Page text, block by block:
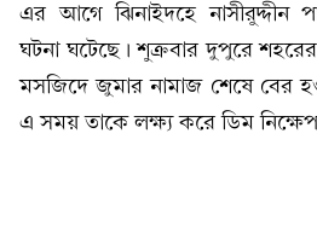
এর আগে ঝিনাইদহে নাসীরুদ্দীন
ঘটনা ঘটেছে। শুক্রবার দুপুরে
মসজিদে জুমার নামাজ শেষে বের
এ সময় তাকে লক্ষ্য করে ডিম